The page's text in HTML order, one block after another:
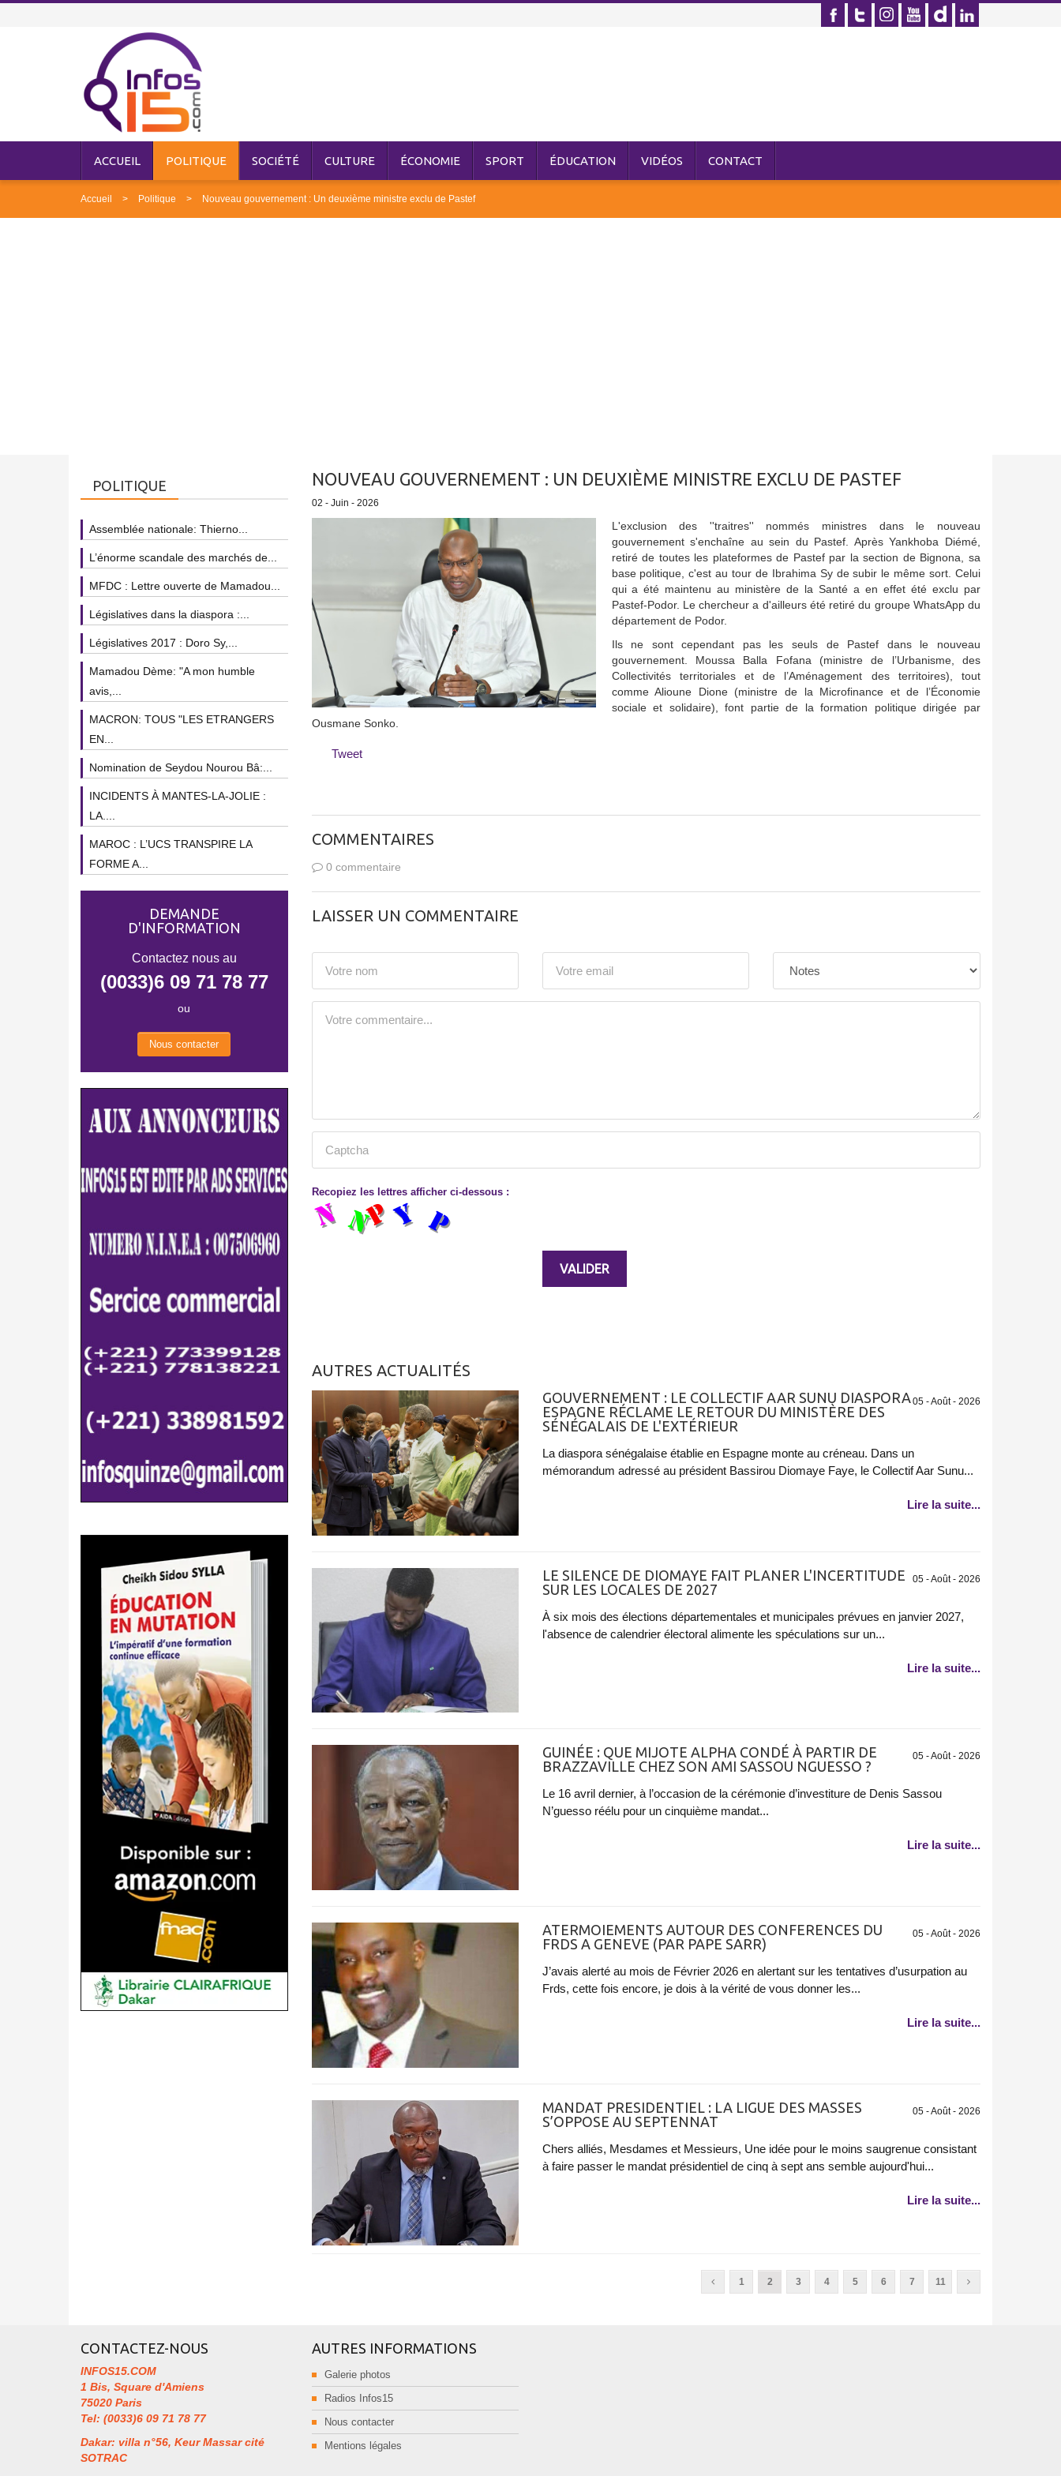
ACCUEIL POLITIQUE SOCIÉTÉ CULTURE ÉCONOMIE SPORT ÉDUCATION VIDÉOS CONTACT
Accueil Politique Nouveau gouvernement : Un deuxième ministre exclu de Pastef
NOUVEAU GOUVERNEMENT : UN DEUXIÈME MINISTRE EXCLU DE PASTEF
02 - Juin - 2026
L'exclusion des ''traitres'' nommés ministres dans le nouveau
gouvernement s'enchaîne au sein du Pastef. Après Yankhoba Diémé,
retiré de toutes les plateformes de Pastef par la section de Bignona, sa
base politique, c'est au tour de Ibrahima Sy de subir le même sort. Celui
qui a été maintenu au ministère de la Santé a en effet été exclu par
Pastef-Podor. Le chercheur a d'ailleurs été retiré du groupe WhatsApp du
département de Podor.
Ils ne sont cependant pas les seuls de Pastef dans le nouveau
gouvernement. Moussa Balla Fofana (ministre de l’Urbanisme, des
Collectivités territoriales et de l’Aménagement des territoires), tout
comme Alioune Dione (ministre de la Microfinance et de l’Économie
sociale et solidaire), font partie de la formation politique dirigée par
Ousmane Sonko.
Tweet
COMMENTAIRES
0 commentaire
LAISSER UN COMMENTAIRE
Recopiez les lettres afficher ci-dessous :
AUTRES ACTUALITÉS
05 - Août - 2026
GOUVERNEMENT : LE COLLECTIF AAR SUNU DIASPORA
ESPAGNE RÉCLAME LE RETOUR DU MINISTÈRE DES
SÉNÉGALAIS DE L'EXTÉRIEUR
La diaspora sénégalaise établie en Espagne monte au créneau. Dans un
mémorandum adressé au président Bassirou Diomaye Faye, le Collectif Aar Sunu...
Lire la suite...
05 - Août - 2026
LE SILENCE DE DIOMAYE FAIT PLANER L'INCERTITUDE
SUR LES LOCALES DE 2027
À six mois des élections départementales et municipales prévues en janvier 2027,
l'absence de calendrier électoral alimente les spéculations sur un...
Lire la suite...
05 - Août - 2026
GUINÉE : QUE MIJOTE ALPHA CONDÉ À PARTIR DE
BRAZZAVILLE CHEZ SON AMI SASSOU NGUESSO ?
Le 16 avril dernier, à l’occasion de la cérémonie d’investiture de Denis Sassou
N’guesso réélu pour un cinquième mandat...
Lire la suite...
05 - Août - 2026
ATERMOIEMENTS AUTOUR DES CONFERENCES DU
FRDS A GENEVE (PAR PAPE SARR)
J’avais alerté au mois de Février 2026 en alertant sur les tentatives d’usurpation au
Frds, cette fois encore, je dois à la vérité de vous donner les...
Lire la suite...
05 - Août - 2026
MANDAT PRESIDENTIEL : LA LIGUE DES MASSES
S’OPPOSE AU SEPTENNAT
Chers alliés, Mesdames et Messieurs, Une idée pour le moins saugrenue consistant
à faire passer le mandat présidentiel de cinq à sept ans semble aujourd'hui...
Lire la suite...
1 2 3 4 5 6 7 11
POLITIQUE
Assemblée nationale: Thierno...
L’énorme scandale des marchés de...
MFDC : Lettre ouverte de Mamadou...
Législatives dans la diaspora :...
Législatives 2017 : Doro Sy,...
Mamadou Dème: "A mon humble
avis,...
MACRON: TOUS "LES ETRANGERS
EN...
Nomination de Seydou Nourou Bâ:...
INCIDENTS À MANTES-LA-JOLIE :
LA....
MAROC : L’UCS TRANSPIRE LA
FORME A...
DEMANDE
D'INFORMATION
Contactez nous au
(0033)6 09 71 78 77
ou
Nous contacter
CONTACTEZ-NOUS
INFOS15.COM
1 Bis, Square d'Amiens
75020 Paris
Tel: (0033)6 09 71 78 77
Dakar: villa n°56, Keur Massar cité
SOTRAC
AUTRES INFORMATIONS
Galerie photos
Radios Infos15
Nous contacter
Mentions légales